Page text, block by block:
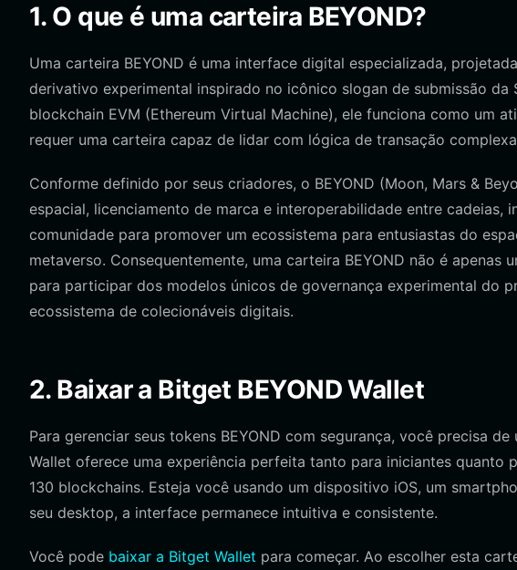
1. O que é uma carteira BEYOND?
Uma carteira BEYOND é uma interface digital especializada,
derivativo experimental inspirado no icônico slogan de submissão da
blockchain EVM (Ethereum Virtual Machine), ele funciona como um
requer uma carteira capaz de lidar com lógica de transação
Conforme definido por seus criadores, o BEYOND (Moon, Mars &
espacial, licenciamento de marca e interoperabilidade entre cadeias,
comunidade para promover um ecossistema para entusiastas do
metaverso. Consequentemente, uma carteira BEYOND não é apenas
para participar dos modelos únicos de governança experimental do
ecossistema de colecionáveis digitais.
2. Baixar a Bitget BEYOND Wallet
Para gerenciar seus tokens BEYOND com segurança, você precisa
Wallet oferece uma experiência perfeita tanto para iniciantes quanto
130 blockchains. Esteja você usando um dispositivo iOS, um
seu desktop, a interface permanece intuitiva e consistente.
Você pode baixar a Bitget Wallet para começar. Ao escolher esta